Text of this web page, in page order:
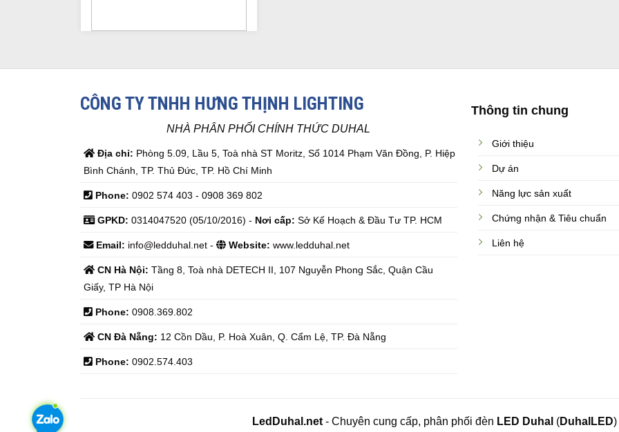
CÔNG TY TNHH HƯNG THỊNH LIGHTING
NHÀ PHÂN PHỐI CHÍNH THỨC DUHAL
Địa chỉ: Phòng 5.09, Lầu 5, Toà nhà ST Moritz, Số 1014 Phạm Văn Đồng, P. Hiệp
Bình Chánh, TP. Thủ Đức, TP. Hồ Chí Minh
Phone: 0902 574 403 - 0908 369 802
GPKD: 0314047520 (05/10/2016) - Nơi cấp: Sở Kế Hoạch & Đầu Tư TP. HCM
Email: info@ledduhal.net- Website: www.ledduhal.net
CN Hà Nội: Tầng 8, Toà nhà DETECH II, 107 Nguyễn Phong Sắc, Quận Cầu
Giấy, TP Hà Nội
Phone: 0908.369.802
CN Đà Nẵng: 12 Cồn Dầu, P. Hoà Xuân, Q. Cẩm Lệ, TP. Đà Nẵng
Phone: 0902.574.403
Thông tin chung
Giới thiệu
Dự án
Năng lực sản xuất
Chứng nhận & Tiêu chuẩn
Liên hệ
LedDuhal.net- Chuyên cung cấp, phân phối đèn LED Duhal (DuhalLED)